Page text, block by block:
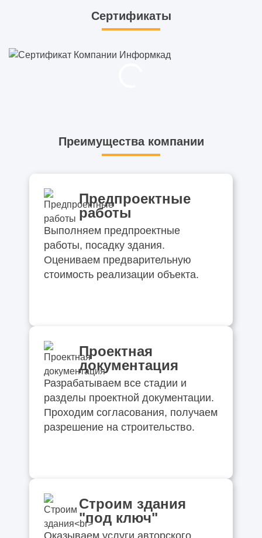
Сертификаты
Преимущества компании
Предпроектные
работы
Выполняем предпроектные
работы, посадку здания.
Оцениваем предварительную
стоимость реализации объекта.
Проектная
документация
Разрабатываем все стадии и
разделы проектной документации.
Проходим согласования, получаем
разрешение на строительство.
Строим здания
"под ключ"
Оказываем услуги авторского